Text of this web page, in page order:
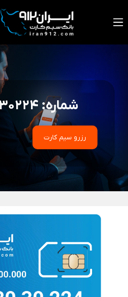
محتوا
شماره: 09123030224
رزرو سیم کارت